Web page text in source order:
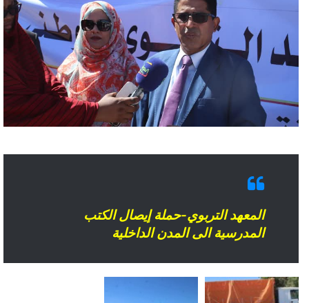
المعهد التربوي-حملة إيصال الكتب
المدرسية الى المدن الداخلية